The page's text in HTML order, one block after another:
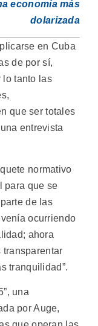
economía más
dolarizada
en Cuba
de por sí,
lo tanto las
que ser totales
entrevista
normativo
para que se
de las
ocurriendo
ahora
transparentar
tranquilidad”.
una
por Auge,